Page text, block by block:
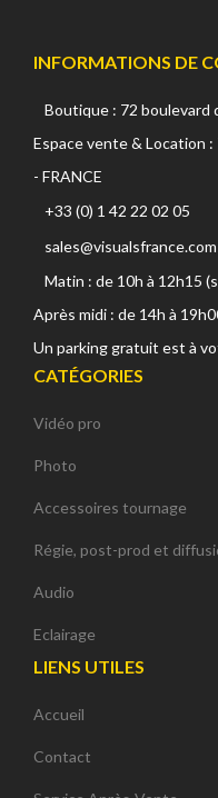
INFORMATIONS DE
Boutique : 72 boulevard
Espace vente & Location :
- FRANCE
+33 (0) 1 42 22 02 05
sales@visualsfrance.com
Matin : de 10h à 12h15
Après midi : de 14h à
Un parking gratuit est à
CATÉGORIES
Vidéo pro
Photo
Accessoires tournage
Régie, post-prod et
Audio
Eclairage
LIENS UTILES
Accueil
Contact